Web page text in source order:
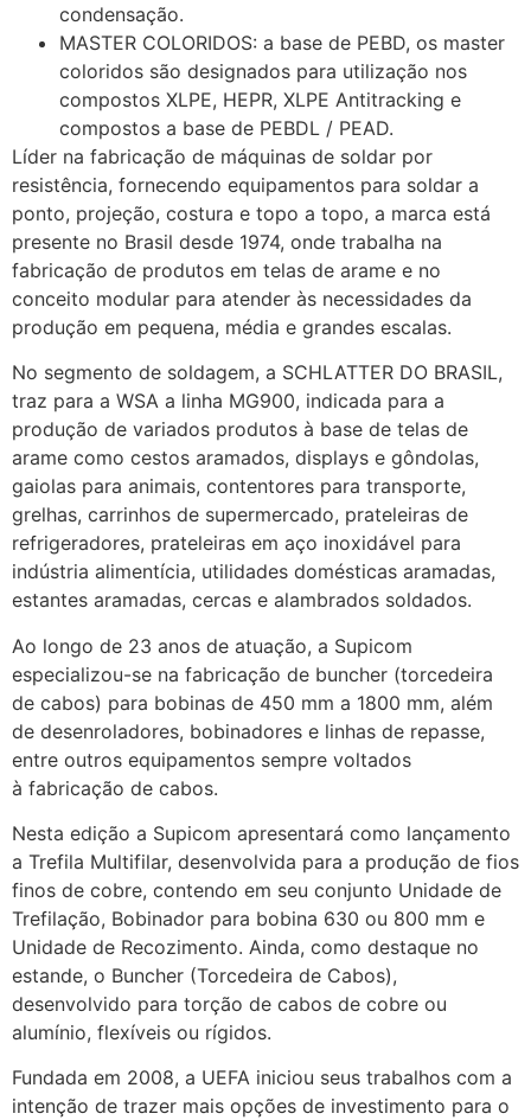
condensação.
MASTER COLORIDOS: a base de PEBD, os master
coloridos são designados para utilização nos
compostos XLPE, HEPR, XLPE Antitracking e
compostos a base de PEBDL / PEAD.
Líder na fabricação de máquinas de soldar por
resistência, fornecendo equipamentos para soldar a
ponto, projeção, costura e topo a topo, a marca está
presente no Brasil desde 1974, onde trabalha na
fabricação de produtos em telas de arame e no
conceito modular para atender às necessidades da
produção em pequena, média e grandes escalas.
No segmento de soldagem, a SCHLATTER DO BRASIL,
traz para a WSA a linha MG900, indicada para a
produção de variados produtos à base de telas de
arame como cestos aramados, displays e gôndolas,
gaiolas para animais, contentores para transporte,
grelhas, carrinhos de supermercado, prateleiras de
refrigeradores, prateleiras em aço inoxidável para
indústria alimentícia, utilidades domésticas aramadas,
estantes aramadas, cercas e alambrados soldados.
Ao longo de 23 anos de atuação, a Supicom
especializou-se na fabricação de buncher (torcedeira
de cabos) para bobinas de 450 mm a 1800 mm, além
de desenroladores, bobinadores e linhas de repasse,
entre outros equipamentos sempre voltados
à fabricação de cabos.
Nesta edição a Supicom apresentará como lançamento
a Trefila Multifilar, desenvolvida para a produção de fios
finos de cobre, contendo em seu conjunto Unidade de
Trefilação, Bobinador para bobina 630 ou 800 mm e
Unidade de Recozimento. Ainda, como destaque no
estande, o Buncher (Torcedeira de Cabos),
desenvolvido para torção de cabos de cobre ou
alumínio, flexíveis ou rígidos.
Fundada em 2008, a UEFA iniciou seus trabalhos com a
intenção de trazer mais opções de investimento para o